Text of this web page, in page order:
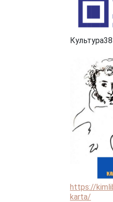
Культура38
https://
karta/